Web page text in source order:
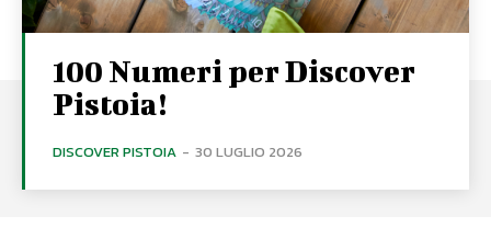
100 Numeri per Discover
Pistoia!
DISCOVER PISTOIA - 30 LUGLIO 2026